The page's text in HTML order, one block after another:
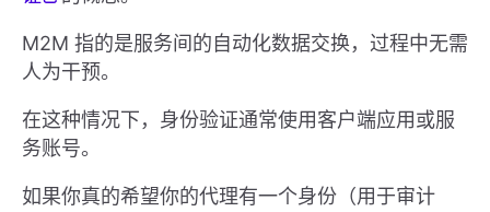
M2M 指的是服务间的自动化数据交换，过程中无需
人为干预。
在这种情况下，身份验证通常使用客户端应用或服
务账号。
如果你真的希望你的代理有一个身份（用于审计